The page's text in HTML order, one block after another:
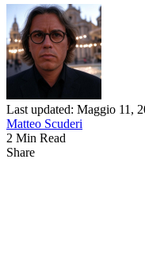
Last updated: Maggio 11,
Matteo Scuderi
2 Min Read
Share